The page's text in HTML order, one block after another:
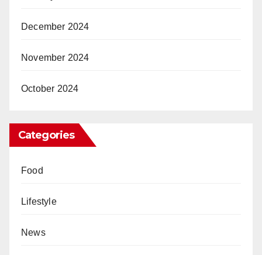
December 2024
November 2024
October 2024
Categories
Food
Lifestyle
News